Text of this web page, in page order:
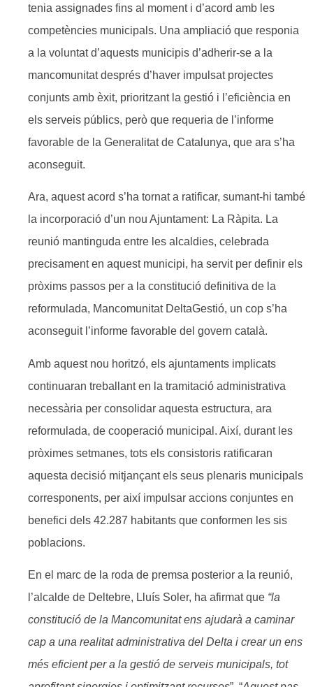
tenia assignades fins al moment i d’acord amb les
competències municipals. Una ampliació que responia
a la voluntat d’aquests municipis d’adherir-se a la
mancomunitat després d’haver impulsat projectes
conjunts amb èxit, prioritzant la gestió i l’eficiència en
els serveis públics, però que requeria de l’informe
favorable de la Generalitat de Catalunya, que ara s’ha
aconseguit.
Ara, aquest acord s’ha tornat a ratificar, sumant-hi també
la incorporació d’un nou Ajuntament: La Ràpita. La
reunió mantinguda entre les alcaldies, celebrada
precisament en aquest municipi, ha servit per definir els
pròxims passos per a la constitució definitiva de la
reformulada, Mancomunitat DeltaGestió, un cop s’ha
aconseguit l’informe favorable del govern català.
Amb aquest nou horitzó, els ajuntaments implicats
continuaran treballant en la tramitació administrativa
necessària per consolidar aquesta estructura, ara
reformulada, de cooperació municipal. Així, durant les
pròximes setmanes, tots els consistoris ratificaran
aquesta decisió mitjançant els seus plenaris municipals
corresponents, per així impulsar accions conjuntes en
benefici dels 42.287 habitants que conformen les sis
poblacions.
En el marc de la roda de premsa posterior a la reunió,
l’alcalde de Deltebre, Lluís Soler, ha afirmat que “la
constitució de la Mancomunitat ens ajudarà a caminar
cap a una realitat administrativa del Delta i crear un ens
més eficient per a la gestió de serveis municipals, tot